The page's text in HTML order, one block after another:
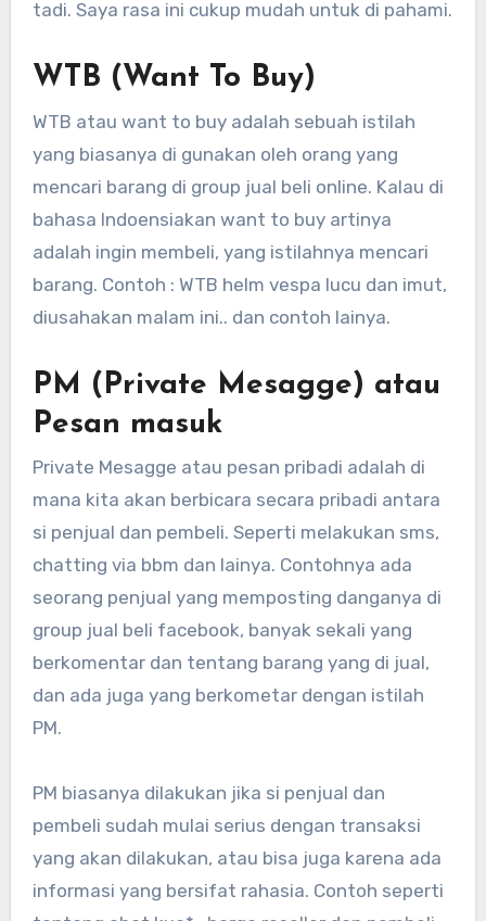
tadi. Saya rasa ini cukup mudah untuk di pahami.
WTB (Want To Buy)
WTB atau want to buy adalah sebuah istilah
yang biasanya di gunakan oleh orang yang
mencari barang di group jual beli online. Kalau di
bahasa Indoensiakan want to buy artinya
adalah ingin membeli, yang istilahnya mencari
barang. Contoh : WTB helm vespa lucu dan imut,
diusahakan malam ini.. dan contoh lainya.
PM (Private Mesagge) atau
Pesan masuk
Private Mesagge atau pesan pribadi adalah di
mana kita akan berbicara secara pribadi antara
si penjual dan pembeli. Seperti melakukan sms,
chatting via bbm dan lainya. Contohnya ada
seorang penjual yang memposting danganya di
group jual beli facebook, banyak sekali yang
berkomentar dan tentang barang yang di jual,
dan ada juga yang berkometar dengan istilah
PM.
PM biasanya dilakukan jika si penjual dan
pembeli sudah mulai serius dengan transaksi
yang akan dilakukan, atau bisa juga karena ada
informasi yang bersifat rahasia. Contoh seperti